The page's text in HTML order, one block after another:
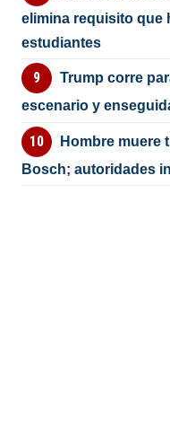
elimina requisito que
estudiantes
Trump corre
escenario y
Hombre muere
Bosch; autoridades